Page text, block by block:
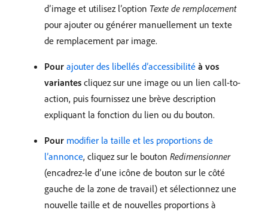
d’image et utilisez l’option Texte de remplacement
pour ajouter ou générer manuellement un texte
de remplacement par image.
Pour ajouter des libellés d’accessibilité à vos
variantes cliquez sur une image ou un lien call-to-
action, puis fournissez une brève description
expliquant la fonction du lien ou du bouton.
Pour modifier la taille et les proportions de
l’annonce, cliquez sur le bouton Redimensionner
(encadrez-le d’une icône de bouton sur le côté
gauche de la zone de travail) et sélectionnez une
nouvelle taille et de nouvelles proportions à